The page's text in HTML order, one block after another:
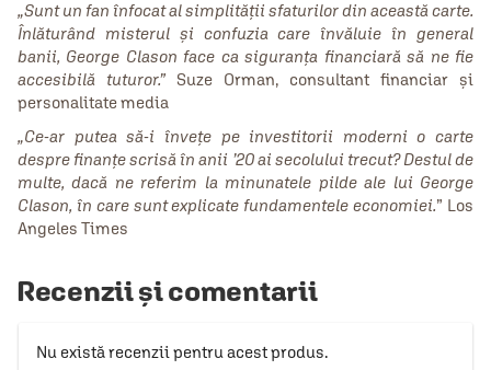
„Sunt un fan înfocat al simplității sfaturilor din această carte.
Înlăturând misterul și confuzia care învăluie în general
banii, George Clason face ca siguranța financiară să ne fie
accesibilă tuturor.” Suze Orman, consultant financiar și
personalitate media
„Ce-ar putea să-i învețe pe investitorii moderni o carte
despre finanțe scrisă în anii ’20 ai secolului trecut? Destul de
multe, dacă ne referim la minunatele pilde ale lui George
Clason, în care sunt explicate fundamentele economiei.” Los
Angeles Times
Recenzii și comentarii
Nu există recenzii pentru acest produs.